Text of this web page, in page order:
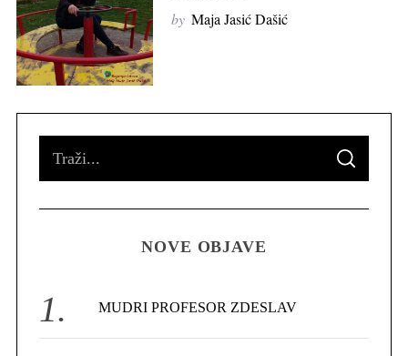
by Maja Jasić Dašić
o
S
A
C
NOVE OBJAVE
MUDRI PROFESOR ZDESLAV